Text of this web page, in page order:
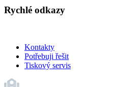
Rychlé odkazy
Kontakty
Potřebuji řešit
Tiskový servis